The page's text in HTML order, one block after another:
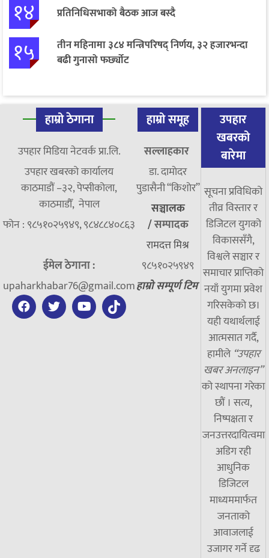
१४ प्रतिनिधिसभाको बैठक आज बस्दै
१५
तीन महिनामा ३८४ मन्त्रिपरिषद् निर्णय, ३२ हजारभन्दा
बढी गुनासो फर्छ्योट
हाम्रो ठेगाना
उपहार मिडिया नेटवर्क प्रा.लि.
उपहार खबरको कार्यालय
काठमाडौं –३२, पेप्सीकोला,
काठमाडौँ, नेपाल
फोन : ९८५१०२५९४९, ९८४८८४०८६३
ईमेल ठेगाना :
upaharkhabar76@gmail.com
हाम्रो समूह
सल्लाहकार
डा. दामाेदर
पुडासैनी “किशाेर”
सञ्चालक
/सम्पादक
रामदत्त मिश्र
९८५१०२५९४९
हाम्रो सम्पूर्ण टिम
उपहार
खबरको
बारेमा
सूचना प्रविधिको
तीव्र विस्तार र
डिजिटल युगको
विकाससँगै,
विश्वले सञ्चार र
समाचार प्राप्तिको
नयाँ युगमा प्रवेश
गरिसकेको छ।
यही यथार्थलाई
आत्मसात गर्दै,
हामीले “उपहार
खबर अनलाइन”
को स्थापना गरेका
छौं । सत्य,
निष्पक्षता र
जनउत्तरदायित्वमा
अडिग रही
आधुनिक
डिजिटल
माध्यममार्फत
जनताको
आवाजलाई
उजागर गर्ने दृढ